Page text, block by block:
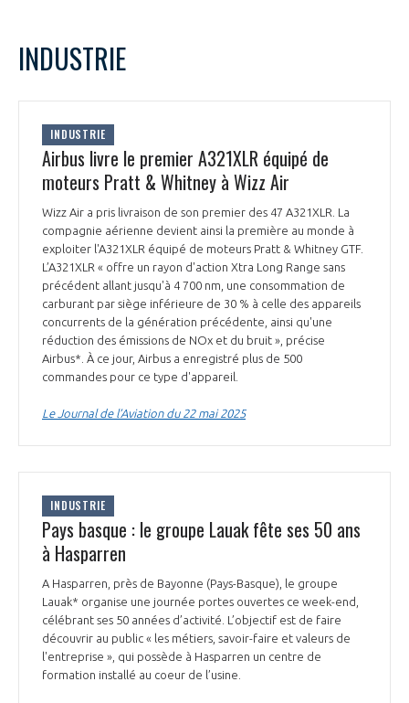
INDUSTRIE
INDUSTRIE
Airbus livre le premier A321XLR équipé de
moteurs Pratt & Whitney à Wizz Air
Wizz Air a pris livraison de son premier des 47 A321XLR. La
compagnie aérienne devient ainsi la première au monde à
exploiter l'A321XLR équipé de moteurs Pratt & Whitney GTF.
L’A321XLR « offre un rayon d'action Xtra Long Range sans
précédent allant jusqu'à 4 700 nm, une consommation de
carburant par siège inférieure de 30 % à celle des appareils
concurrents de la génération précédente, ainsi qu'une
réduction des émissions de NOx et du bruit », précise
Airbus*. À ce jour, Airbus a enregistré plus de 500
commandes pour ce type d'appareil.
Le Journal de l’Aviation du 22 mai 2025
INDUSTRIE
Pays basque : le groupe Lauak fête ses 50 ans
à Hasparren
A Hasparren, près de Bayonne (Pays-Basque), le groupe
Lauak* organise une journée portes ouvertes ce week-end,
célébrant ses 50 années d’activité. L’objectif est de faire
découvrir au public « les métiers, savoir-faire et valeurs de
l'entreprise », qui possède à Hasparren un centre de
formation installé au coeur de l’usine.